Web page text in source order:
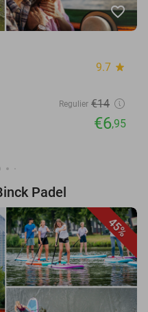
favorite_border
9.7 star
Regulier €14
€6,95
Padel
45%